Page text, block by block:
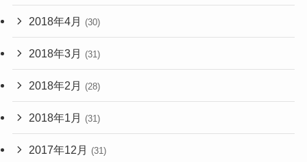
2018年4月 (30)
2018年3月 (31)
2018年2月 (28)
2018年1月 (31)
2017年12月 (31)